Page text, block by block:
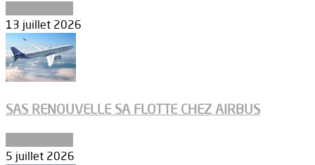
13 juillet 2026
SAS RENOUVELLE SA FLOTTE CHEZ AIRBUS
5 juillet 2026